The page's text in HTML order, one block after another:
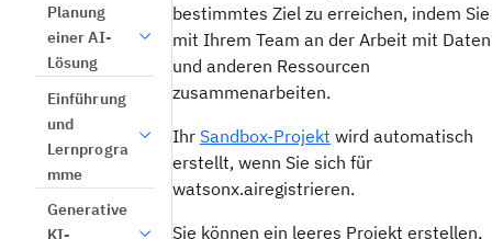
Planung
einer AI-
Lösung
Einführung
und
Lernprogra
mme
Generative
KI-
bestimmtes Ziel zu erreichen, indem Sie
mit Ihrem Team an der Arbeit mit Daten
und anderen Ressourcen
zusammenarbeiten.
Ihr Sandbox-Projekt wird automatisch
erstellt, wenn Sie sich für
watsonx.airegistrieren.
Sie können ein leeres Projekt erstellen,